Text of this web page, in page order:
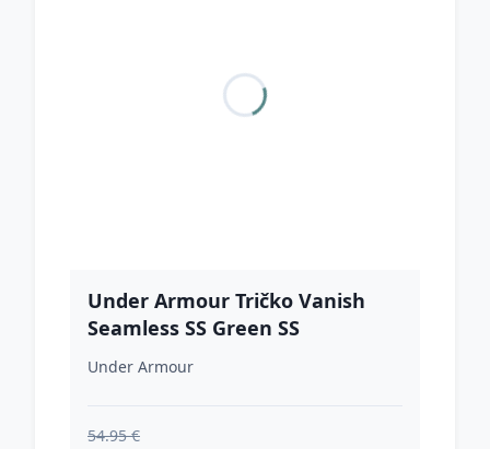
Under Armour Tričko Vanish
Seamless SS Green SS
Under Armour
54.95 €